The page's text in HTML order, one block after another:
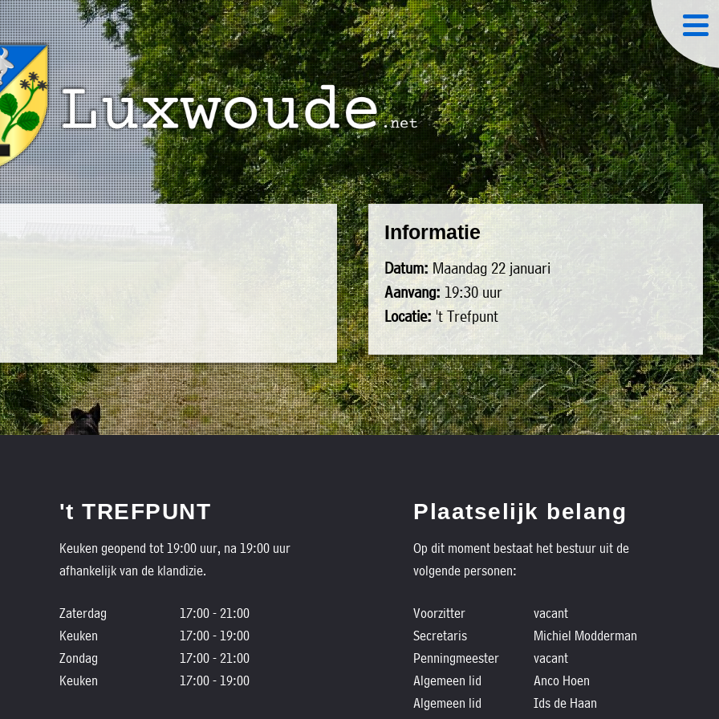
Informatie
Datum:Maandag 22 januari
Aanvang: 19:30 uur
Locatie:'t Trefpunt
't TREFPUNT
Keuken geopend tot 19:00 uur, na 19:00 uur
afhankelijk van de klandizie.
Zaterdag
17:00 - 21:00
Keuken
17:00 - 19:00
Zondag
17:00 - 21:00
Keuken
17:00 - 19:00
Plaatselijk belang
Op dit moment bestaat het bestuur uit de
volgende personen:
Voorzitter
vacant
Secretaris
Michiel Modderman
Penningmeester
vacant
Algemeen lid
Anco Hoen
Algemeen lid
Ids de Haan